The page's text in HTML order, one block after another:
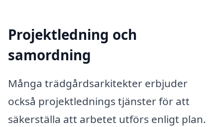
Projektledning och
samordning
Många trädgårdsarkitekter erbjuder
också projektlednings tjänster för att
säkerställa att arbetet utförs enligt plan.